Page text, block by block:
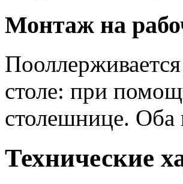
Монтаж на
столе: при
столешнице. Оба
Технические